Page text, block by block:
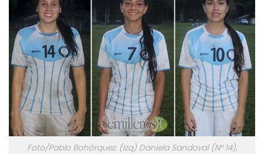
Foto/Pablo Bohórquez. (Izq) Daniela Sandoval (N° 14),